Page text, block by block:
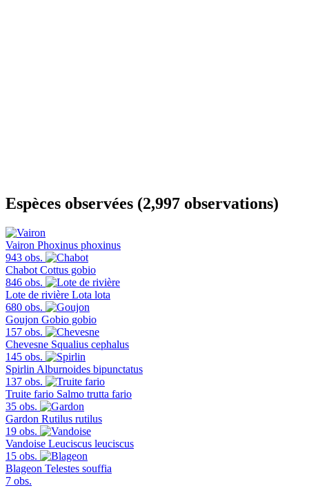
Espèces observées (2,997 observations)
Vairon Phoxinus phoxinus
943 obs.
Chabot Cottus gobio
846 obs.
Lote de rivière Lota lota
680 obs.
Goujon Gobio gobio
157 obs.
Chevesne Squalius cephalus
145 obs.
Spirlin Alburnoides bipunctatus
137 obs.
Truite fario Salmo trutta fario
35 obs.
Gardon Rutilus rutilus
19 obs.
Vandoise Leuciscus leuciscus
15 obs.
Blageon Telestes souffia
7 obs.